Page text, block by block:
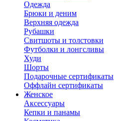
Одежда
Брюки и деним
Верхняя одежда
Рубашки
Свитшоты и толстовки
Футболки и лонгсливы
Худи
Шорты
Подарочные сертификаты
Оффлайн сертификаты
Женское
Аксессуары
Кепки и панамы